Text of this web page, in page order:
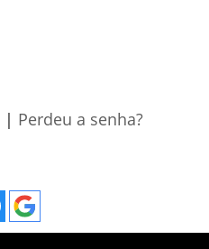
| Perdeu a senha?